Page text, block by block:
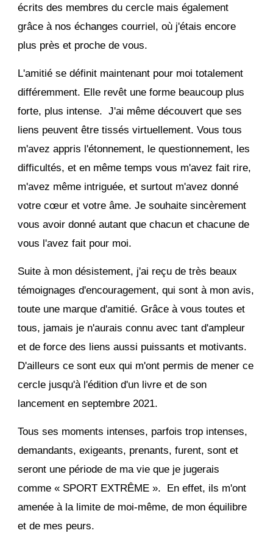
écrits des membres du cercle mais également
grâce à nos échanges courriel, où j'étais encore
plus près et proche de vous.
L'amitié se définit maintenant pour moi totalement
différemment. Elle revêt une forme beaucoup plus
forte, plus intense. J'ai même découvert que ses
liens peuvent être tissés virtuellement. Vous tous
m'avez appris l'étonnement, le questionnement, les
difficultés, et en même temps vous m'avez fait rire,
m'avez même intriguée, et surtout m'avez donné
votre cœur et votre âme. Je souhaite sincèrement
vous avoir donné autant que chacun et chacune de
vous l'avez fait pour moi.
Suite à mon désistement, j'ai reçu de très beaux
témoignages d'encouragement, qui sont à mon avis,
toute une marque d'amitié. Grâce à vous toutes et
tous, jamais je n'aurais connu avec tant d'ampleur
et de force des liens aussi puissants et motivants.
D'ailleurs ce sont eux qui m'ont permis de mener ce
cercle jusqu'à l'édition d'un livre et de son
lancement en septembre 2021.
Tous ses moments intenses, parfois trop intenses,
demandants, exigeants, prenants, furent, sont et
seront une période de ma vie que je jugerais
comme « SPORT EXTRÊME ». En effet, ils m'ont
amenée à la limite de moi-même, de mon équilibre
et de mes peurs.